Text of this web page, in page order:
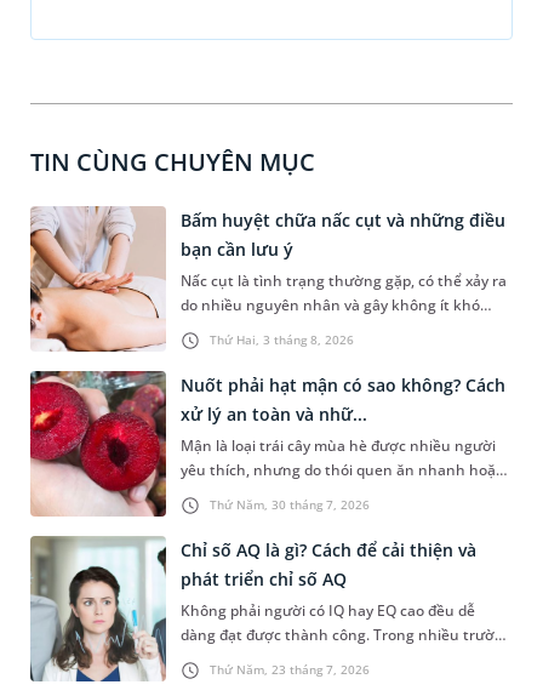
TIN CÙNG CHUYÊN MỤC
Thứ Hai, 3 tháng 8, 2026
Bấm huyệt chữa nấc cụt và những điều
bạn cần lưu ý
Nấc cụt là tình trạng thường gặp, có thể xảy ra
do nhiều nguyên nhân và gây không ít khó
chịu. Bấm huyệt chữa nấc cụt là một trong
những phương pháp được nhiều người tìm
hiểu để hỗ trợ tình trạng này. Mời bạn cùng
tìm hiểu sâu hơn về phương pháp chữa nấc cụt
này trong bài viết dưới đây.
Thứ Năm, 30 tháng 7, 2026
Nuốt phải hạt mận có sao không? Cách
xử lý an toàn và nhữ...
Mận là loại trái cây mùa hè được nhiều người
yêu thích, nhưng do thói quen ăn nhanh hoặc
sơ suất, không ít người đã vô tình nuốt phải
hạt mận. Cấu tạo hạt mận thường cứng, có hai
đầu nhọn nên khi đi vào đường tiêu hóa rất dễ
gây ra tâm lý hoang mang, lo lắng cho người
gặp phải. Bài viết dưới đây sẽ giải đáp chi tiết
giúp bạn thắc mắc nuốt phải hạt mận có sao
không dưới góc nhìn y khoa và hướng dẫn cách
xử trí an toàn, kịp thời nhất.
Thứ Năm, 23 tháng 7, 2026
Chỉ số AQ là gì? Cách để cải thiện và
phát triển chỉ số AQ
Không phải người có IQ hay EQ cao đều dễ
dàng đạt được thành công. Trong nhiều trường
hợp, khả năng đứng vững trước áp lực, thích
nghi với nghịch cảnh và không bỏ cuộc mới là